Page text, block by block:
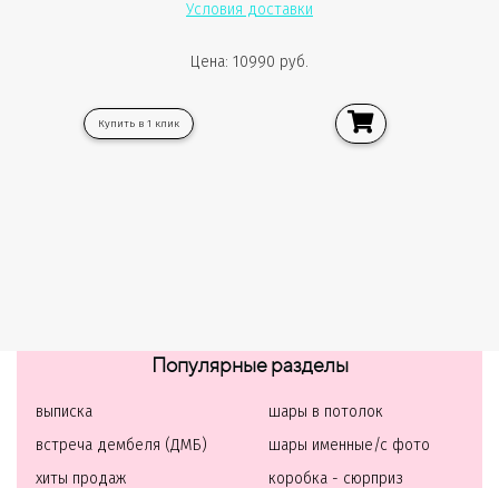
Условия доставки
Цена: 10990 руб.
Купить в 1 клик
Популярные разделы
выписка
встреча дембеля (ДМБ)
хиты продаж
шары в потолок
шары именные/с фото
коробка - сюрприз